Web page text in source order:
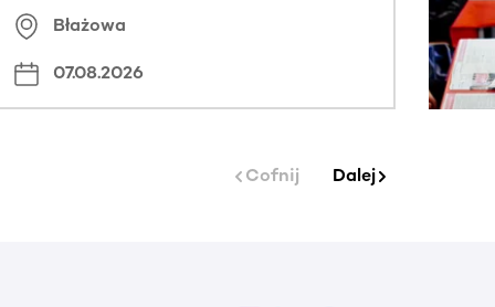
Błażowa
07.08.2026
Cofnij Dalej